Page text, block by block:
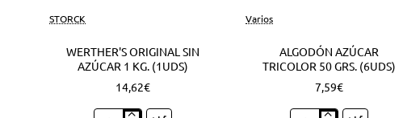
STORCK
WERTHER'S ORIGINAL SIN
AZÚCAR 1 KG. (1UDS)
14,62€
Varios
ALGODÓN AZÚCAR
TRICOLOR 50 GRS. (6UDS)
7,59€